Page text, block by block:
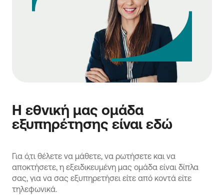
Η εθνική μας ομάδα
εξυπηρέτησης είναι εδώ
Για ό,τι θέλετε να μάθετε, να ρωτήσετε και να
αποκτήσετε, η εξειδικευμένη μας ομάδα είναι δίπλα
σας, για να σας εξυπηρετήσει είτε από κοντά είτε
τηλεφωνικά.